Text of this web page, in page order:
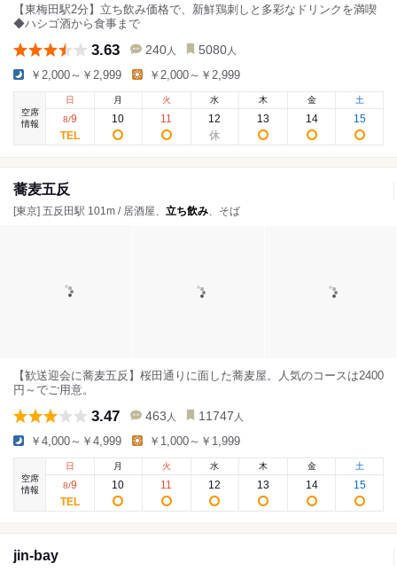
【東梅田駅2分】立ち飲み価格で、新鮮鶏刺しと多彩なドリンクを満喫
◆ハシゴ酒から食事まで
3.63 240 人 5080 人
￥2,000～￥2,999 ￥2,000～￥2,999
空席
情報
日
8/9
月
10
火
11
水
12
木
13
金
14
土
15
蕎麦五反
[東京] 五反田駅 101m / 居酒屋、 立ち飲み、そば
【歓送迎会に蕎麦五反】桜田通りに面した蕎麦屋。人気のコースは2400
円～でご用意。
3.47 463 人 11747 人
￥4,000～￥4,999 ￥1,000～￥1,999
空席
情報
日
8/9
月
10
火
11
水
12
木
13
金
14
土
15
jin-bay